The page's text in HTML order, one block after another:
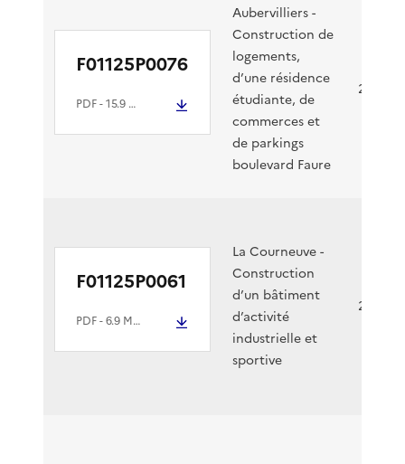
F01125P0076
PDF- 15.9 Mio
Aubervilliers -
Construction de
logements,
d’une résidence
étudiante, de
commerces et
de parkings
boulevard Faure
29/04/
F01125P0061
PDF- 6.9 Mio
La Courneuve -
Construction
d’un bâtiment
d’activité
industrielle et
sportive
26/03/